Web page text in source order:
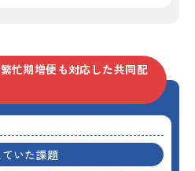
忙期増便も対応した共同配
いた課題